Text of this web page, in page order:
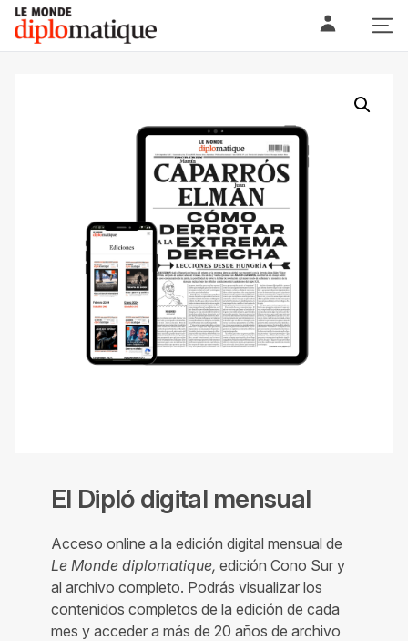
Skip
content
Le monde diplomatique
El Dipló digital mensual
Acceso online a la edición digital mensual de
Le Monde diplomatique, edición Cono Sur y
al archivo completo. Podrás visualizar los
contenidos completos de la edición de cada
mes y acceder a más de 20 años de archivo